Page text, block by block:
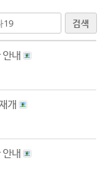
검색
안내
개
안내